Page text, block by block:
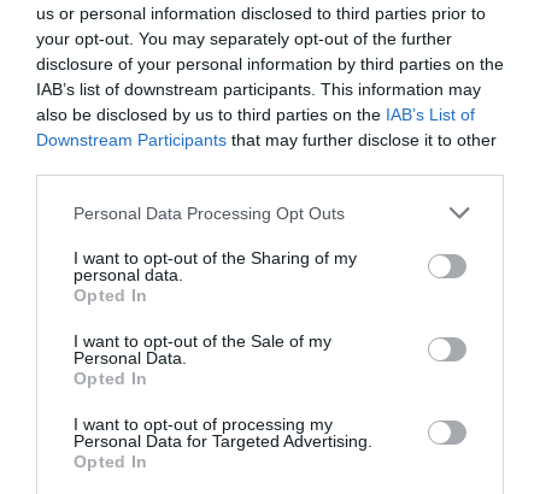
us or personal information disclosed to third parties prior to
your opt-out. You may separately opt-out of the further
disclosure of your personal information by third parties on the
IAB’s list of downstream participants. This information may
also be disclosed by us to third parties on the IAB’s List of
Downstream Participants that may further disclose it to other
Personal Data Processing Opt Outs
I want to opt-out of the Sharing of my
personal data.
Opted In
I want to opt-out of the Sale of my
Personal Data.
Opted In
I want to opt-out of processing my
Personal Data for Targeted Advertising.
Opted In
programari,Èdit, que ells van ser pioners en
l’adopció, i els permet tenir un càlcul més
autònom i guanyar eficiència en les mètriques”,
indica Oliver, qui desvela que el grup cerveser és
una de les empreses que “ja treballaven la
sostenibilitat abans que la regulació els obligués”.
Un altre cas, aquest més recent, és el de
Fira de
Barcelona, amb qui col·laboren per implantar
sistemes de reutilització de gots i plats a les fires.
Han treballat en diversos esdeveniments, com el
oExpoquimia
trobada. “Fem molts projectes a mida, no tenim
una solució per a tot; fem recerca, implementem